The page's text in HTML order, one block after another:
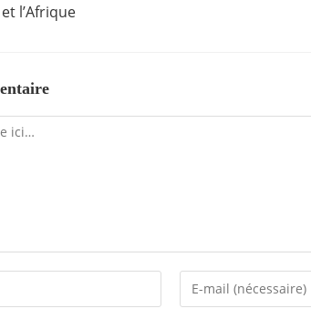
l’Afrique
Enter
your